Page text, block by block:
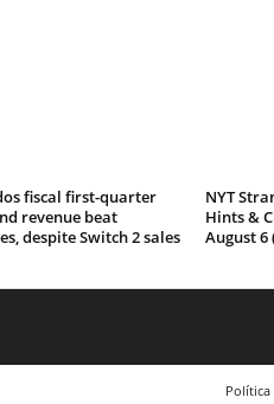
fiscal first-quarter
revenue beat
despite Switch 2 sales
NYT
Hints &
August 6